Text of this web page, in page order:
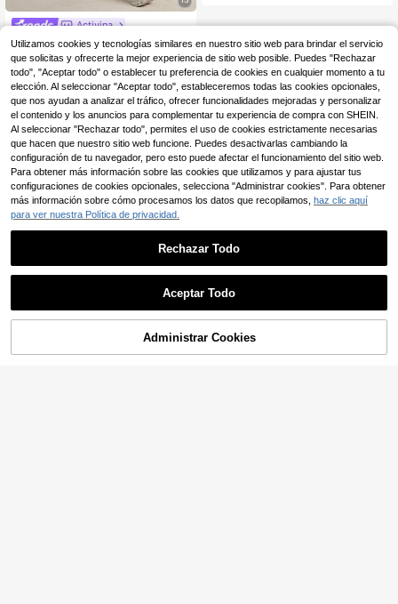
Activina
Almacén UE Pantalones de montar p
ara mujer Activina, de cintura alta, c
on estampado 3D de silicona, de es
tilo deportivo casual, para gimnasio,
color azul
#2 Más vendidos en Ropa ecuestre para mujer
13 ,63€ -38% 21,99€
s, Y2K, cómodos
AÑADIR A LA BOLSA
Utilizamos cookies y tecnologías similares en nuestro sitio web para brindar el servicio
que solicitas y ofrecerte la mejor experiencia de sitio web posible. Puedes "Rechazar
todo", "Aceptar todo" o establecer tu preferencia de cookies en cualquier momento a tu
elección. Al seleccionar "Aceptar todo", estableceremos todas las cookies opcionales,
que nos ayudan a analizar el tráfico, ofrecer funcionalidades mejoradas y personalizar
el contenido y los anuncios para complementar tu experiencia de compra con SHEIN.
Al seleccionar "Rechazar todo", permites el uso de cookies estrictamente necesarias
que hacen que nuestro sitio web funcione. Puedes desactivarlas cambiando la
configuración de tu navegador, pero esto puede afectar el funcionamiento del sitio web.
Para obtener más información sobre las cookies que utilizamos y para ajustar tus
configuraciones de cookies opcionales, selecciona "Administrar cookies". Para obtener
más información sobre cómo procesamos los datos que recopilamos, haz clic aquí
para ver nuestra Política de privacidad.
Rechazar Todo
Aceptar Todo
Administrar Cookies